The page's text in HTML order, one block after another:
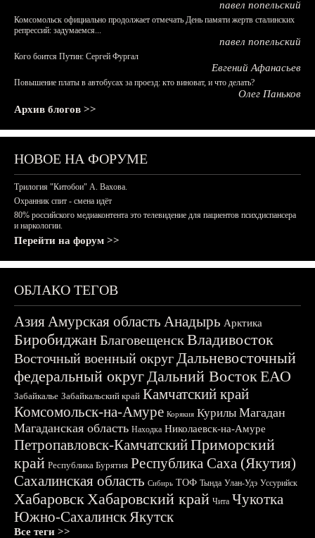
павел попельский
Комсомольск официально продолжает отмечать День памяти жертв сталинских
репрессий: задумаемся...
павел попельский
Кого боится Путин: Сергей Фургал
Евгений Афанасьев
Повышение платы в автобусах за проезд: кто виноват, и что делать?
Олег Паньков
Архив блогов >>
НОВОЕ НА ФОРУМЕ
Трилогия "Китобои" А. Вахова.
Охранник спит - смена идёт
80% российского медиаконтента это телевидение для пациентов психдиспансера
и наркологии.
Перейти на форум >>
ОБЛАКО ТЕГОВ
АзияАмурская область Анадырь Арктика
БиробиджанБлаговещенскВладивосток
Восточный военный округДальневосточный
федеральный округДальний ВостокЕАО
Забайкалье Забайкальский край Камчатский край
Комсомольск-на-Амуре Корякия Курилы Магадан
Магаданская область Находка Николаевск-на-Амуре
Петропавловск-КамчатскийПриморский
край Республика Бурятия Республика Саха (Якутия)
Сахалинская область Сибирь ТОФ Тында Улан-Удэ Уссурийск
ХабаровскХабаровский край Чита Чукотка
Южно-СахалинскЯкутск
Все теги >>